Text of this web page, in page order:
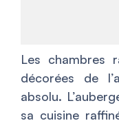
Les chambres
décorées de
absolu.
sa cuisine